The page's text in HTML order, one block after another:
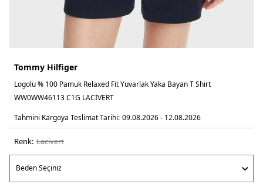
Tommy Hilfiger
Logolu % 100 Pamuk Relaxed Fit Yuvarlak Yaka Bayan T Shirt
WW0WW46113 C1G LACİVERT
Tahmini Kargoya Teslimat Tarihi: 09.08.2026 - 12.08.2026
Renk: laci̇vert